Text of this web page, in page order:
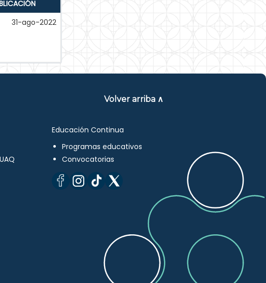
31-ago-2022
Volver arriba ∧
Educación Continua
Programas educativos
Convocatorias